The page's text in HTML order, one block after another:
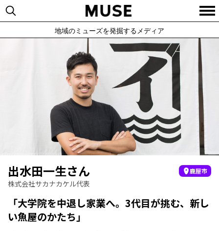
地域のミューズを発掘するメディア
出水田一生さん 鹿屋市
株式会社サカナカケル代表
「大学院を中退し家業へ。3代目が挑む、新し
い魚屋のかたち」